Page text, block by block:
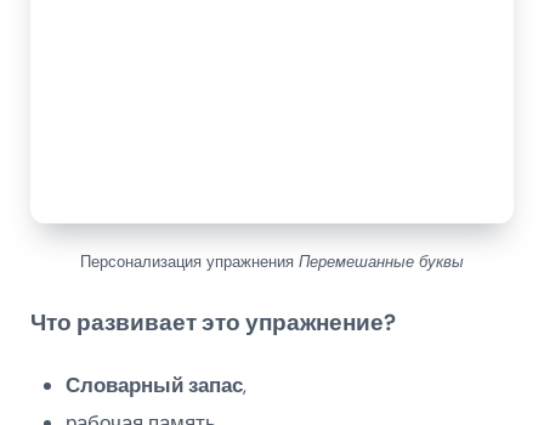
Персонализация упражненияПеремешанные буквы
Что развивает это упражнение?
Словарный запас,